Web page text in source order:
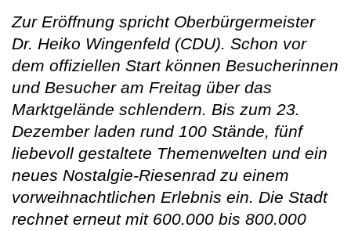
Zur Eröffnung spricht Oberbürgermeister
Dr. Heiko Wingenfeld (CDU). Schon vor
dem offiziellen Start können Besucherinnen
und Besucher am Freitag über das
Marktgelände schlendern. Bis zum 23.
Dezember laden rund 100 Stände, fünf
liebevoll gestaltete Themenwelten und ein
neues Nostalgie-Riesenrad zu einem
vorweihnachtlichen Erlebnis ein. Die Stadt
rechnet erneut mit 600.000 bis 800.000